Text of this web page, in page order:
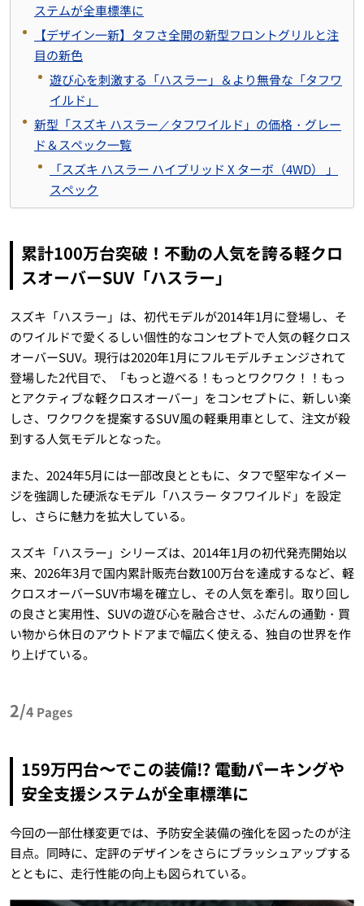
ステムが全車標準に
【デザイン一新】タフさ全開の新型フロントグリルと注
目の新色
遊び心を刺激する「ハスラー」＆より無骨な「タフワ
イルド」
新型「スズキ ハスラー／タフワイルド」の価格・グレー
ド＆スペック一覧
「スズキ ハスラー ハイブリッド X ターボ（4WD） 」
スペック
累計100万台突破！不動の人気を誇る軽クロ
スオーバーSUV「ハスラー」
スズキ「ハスラー」は、初代モデルが2014年1月に登場し、そ
のワイルドで愛くるしい個性的なコンセプトで人気の軽クロス
オーバーSUV。現行は2020年1月にフルモデルチェンジされて
登場した2代目で、「もっと遊べる！もっとワクワク！！もっ
とアクティブな軽クロスオーバー」をコンセプトに、新しい楽
しさ、ワクワクを提案するSUV風の軽乗用車として、注文が殺
到する人気モデルとなった。
また、2024年5月には一部改良とともに、タフで堅牢なイメー
ジを強調した硬派なモデル「ハスラー タフワイルド」を設定
し、さらに魅力を拡大している。
スズキ「ハスラー」シリーズは、2014年1月の初代発売開始以
来、2026年3月で国内累計販売台数100万台を達成するなど、軽
クロスオーバーSUV市場を確立し、その人気を牽引。取り回し
の良さと実用性、SUVの遊び心を融合させ、ふだんの通勤・買
い物から休日のアウトドアまで幅広く使える、独自の世界を作
り上げている。
2/4 Pages
159万円台〜でこの装備!? 電動パーキングや
安全支援システムが全車標準に
今回の一部仕様変更では、予防安全装備の強化を図ったのが注
目点。同時に、定評のデザインをさらにブラッシュアップする
とともに、走行性能の向上も図られている。